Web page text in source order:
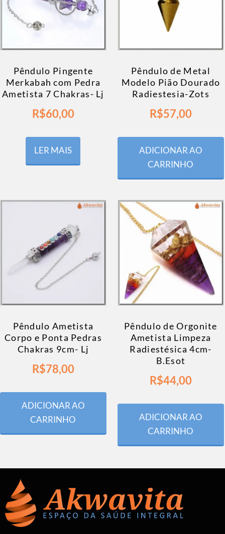
Pêndulo Pingente
Merkabah com Pedra
Ametista 7 Chakras- Lj
R$60,00
LER MAIS
Pêndulo de Metal
Modelo Pião Dourado
Radiestesia-Zots
R$57,00
ADICIONAR AO
CARRINHO
Pêndulo Ametista
Corpo e Ponta Pedras
Chakras 9cm- Lj
R$78,00
ADICIONAR AO
CARRINHO
Pêndulo de Orgonite
Ametista Limpeza
Radiestésica 4cm-
B.Esot
R$44,00
ADICIONAR AO
CARRINHO